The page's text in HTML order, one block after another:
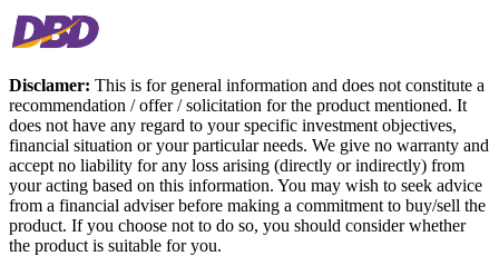
Disclamer: This is for general information and does not constitute a
recommendation / offer / solicitation for the product mentioned. It
does not have any regard to your specific investment objectives,
financial situation or your particular needs. We give no warranty and
accept no liability for any loss arising (directly or indirectly) from
your acting based on this information. You may wish to seek advice
from a financial adviser before making a commitment to buy/sell the
product. If you choose not to do so, you should consider whether
the product is suitable for you.